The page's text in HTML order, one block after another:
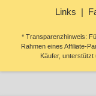
Links
* Transparenzhinweis:
Rahmen eines Affiliate-
Käufer,